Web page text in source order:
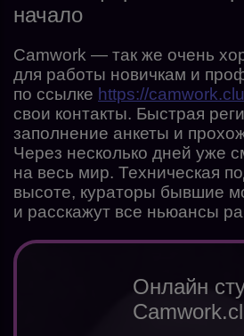
начало
Camwork — так же очень
для работы новичкам и
по ссылке https://
свои контакты. Быстрая
заполнение анкеты и
Через несколько дней уже
на весь мир. Техническая
высоте, кураторы бывшие
и расскажут все ньюансы
Онлайн